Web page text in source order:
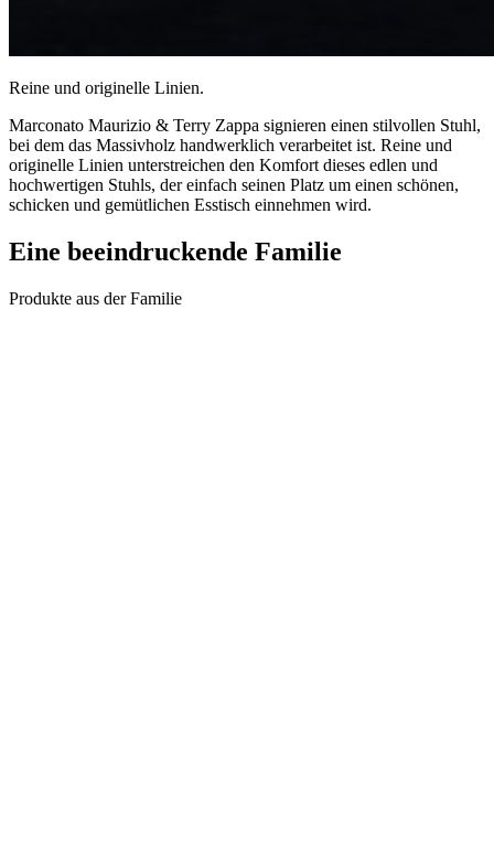
Reine und originelle Linien.
Marconato Maurizio & Terry Zappa signieren einen stilvollen Stuhl,
bei dem das Massivholz handwerklich verarbeitet ist. Reine und
originelle Linien unterstreichen den Komfort dieses edlen und
hochwertigen Stuhls, der einfach seinen Platz um einen schönen,
schicken und gemütlichen Esstisch einnehmen wird.
Eine beeindruckende Familie
Produkte aus der Familie